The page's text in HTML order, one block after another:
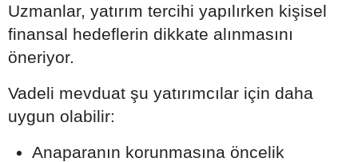
Uzmanlar, yatırım tercihi yapılırken kişisel
finansal hedeflerin dikkate alınmasını
öneriyor.
Vadeli mevduat şu yatırımcılar için daha
uygun olabilir:
Anaparanın korunmasına öncelik